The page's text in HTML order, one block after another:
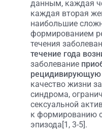
данным, каждая
каждая вторая
наибольшие
формированием
течения
течение года
заболевание
качество жизни
синдрома,
сексуальной
к формированию
эпизода[1, 3-5].